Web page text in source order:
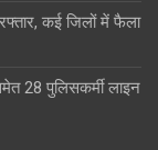
कई जिलों में फैला
28 पुलिसकर्मी लाइन